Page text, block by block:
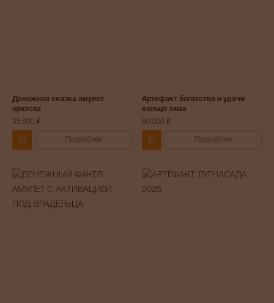
Денежная сказка амулет
орхэсха
35 000 ₽
Подробнее
Артефакт богатства и удачи
кольцо эхма
80 000 ₽
Подробнее